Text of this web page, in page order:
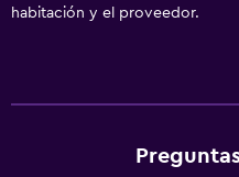
Alarma de humo
habitación y el proveedor.